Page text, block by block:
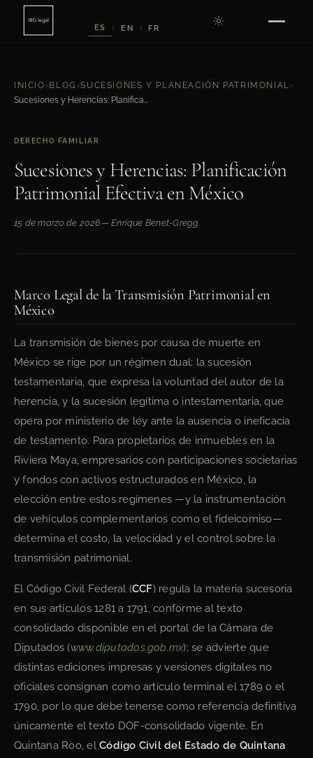
ES EN FR
INICIO › BLOG ›SUCESIONES Y PLANEACIÓN PATRIMONIAL ›
Sucesiones y Herencias: Planificación Patrimonial Efectiva en México
DERECHO FAMILIAR
Sucesiones y Herencias: Planificación
Patrimonial Efectiva en México
15 de marzo de 2026— Enrique Benet-Gregg
Marco Legal de la Transmisión Patrimonial en
México
La transmisión de bienes por causa de muerte en
México se rige por un régimen dual: la sucesión
testamentaria, que expresa la voluntad del autor de la
herencia, y la sucesión legítima o intestamentaria, que
opera por ministerio de ley ante la ausencia o ineficacia
de testamento. Para propietarios de inmuebles en la
Riviera Maya, empresarios con participaciones societarias
y fondos con activos estructurados en México, la
elección entre estos regímenes —y la instrumentación
de vehículos complementarios como el fideicomiso—
determina el costo, la velocidad y el control sobre la
transmisión patrimonial.
El Código Civil Federal (CCF) regula la materia sucesoria
en sus artículos 1281 a 1791, conforme al texto
consolidado disponible en el portal de la Cámara de
Diputados (www.diputados.gob.mx); se advierte que
distintas ediciones impresas y versiones digitales no
oficiales consignan como artículo terminal el 1789 o el
1790, por lo que debe tenerse como referencia definitiva
únicamente el texto DOF-consolidado vigente. En
Quintana Roo, elCódigo Civil del Estado de Quintana